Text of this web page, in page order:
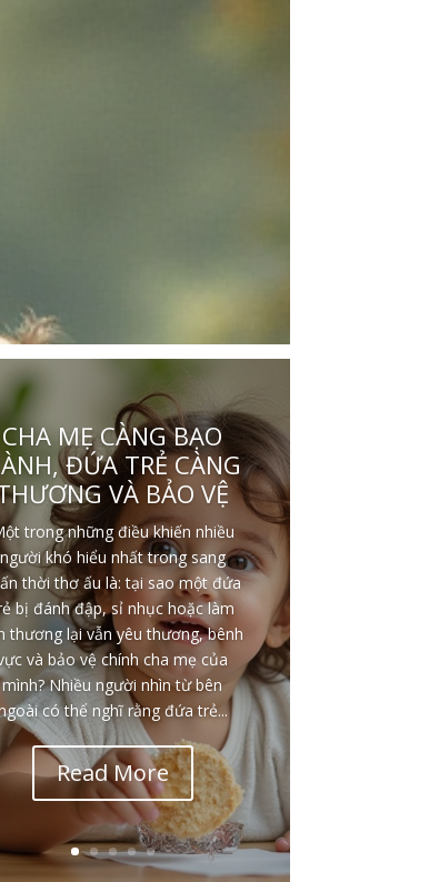
CHA MẸ CÀNG BẠO
ĐỨA TRẺ CÀNG
VÀ BẢO VỆ
trong những điều khiến nhiều
người khó hiểu nhất trong sang
thời thơ ấu là: tại sao một đứa
bị đánh đập, sỉ nhục hoặc làm
thương lại vẫn yêu thương, bênh
và bảo vệ chính cha mẹ của
mình? Nhiều người nhìn từ bên
có thể nghĩ rằng đứa trẻ...
Read More